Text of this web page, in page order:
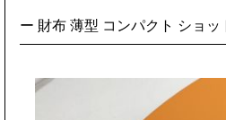
📢 当店は正真正銘のn級スーパ
新作入荷！ルイ・ヴィトンス
ー 財布 薄型 コンパクト ショ